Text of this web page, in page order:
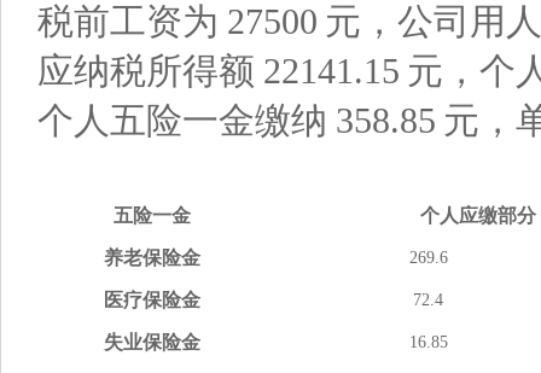
税前工资为 27500 元，公司用
应纳税所得额 22141.15 元，个
个人五险一金缴纳 358.85 元，
五险一金 个人应缴部分
养老保险金 269.6
医疗保险金 72.4
失业保险金 16.85